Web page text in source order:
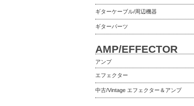
ギターケーブル/周辺機器
ギターパーツ
AMP/EFFECTOR
アンプ
エフェクター
中古/Vintage エフェクター＆アンプ